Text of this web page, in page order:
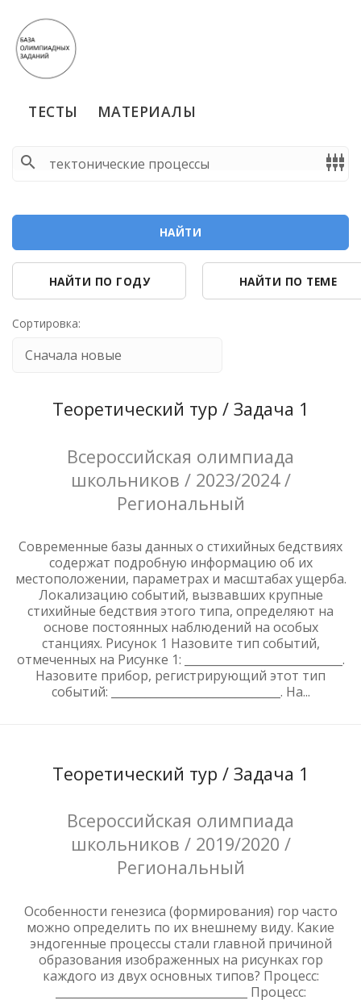
ТЕСТЫ МАТЕРИАЛЫ
search settings_input_component
НАЙТИ
НАЙТИ ПО ГОДУ НАЙТИ ПО ТЕМЕ
Сортировка:
Теоретический тур / Задача 1
Всероссийская олимпиада
школьников / 2023/2024 /
Региональный
Современные базы данных о стихийных бедствиях
содержат подробную информацию об их
местоположении, параметрах и масштабах ущерба.
Локализацию событий, вызвавших крупные
стихийные бедствия этого типа, определяют на
основе постоянных наблюдений на особых
станциях. Рисунок 1 Назовите тип событий,
отмеченных на Рисунке 1: ____________________________.
Назовите прибор, регистрирующий этот тип
событий: ______________________________. На...
Теоретический тур / Задача 1
Всероссийская олимпиада
школьников / 2019/2020 /
Региональный
Особенности генезиса (формирования) гор часто
можно определить по их внешнему виду. Какие
эндогенные процессы стали главной причиной
образования изображенных на рисунках гор
каждого из двух основных типов? Процесс:
__________________________________ Процесс: